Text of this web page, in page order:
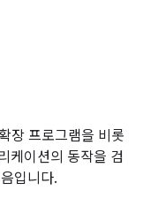
장 프로그램을 비롯
케이션의 동작을 검
입니다.